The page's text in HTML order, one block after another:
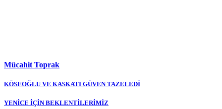
Mücahit Toprak
Yazı
gezinmesi
KÖSEOĞLU VE KASKATI GÜVEN TAZELEDİ
YENİCE İÇİN BEKLENTİLERİMİZ